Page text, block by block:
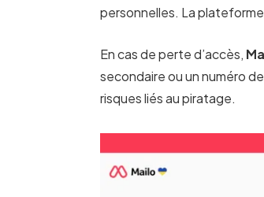
personnelles. La
En cas de perte d’accès,
secondaire ou un numéro
risques liés au piratage.